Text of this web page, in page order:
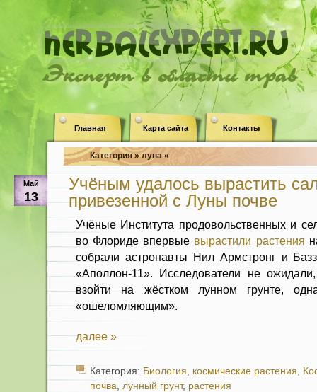
Эксперт в области трав
Главная Карта сайта Контакты
Категория » луна «
Май
13
Учёным удалось вырастить
привезенной с Луны почве
Учёные Института продовольственных и
во Флориде впервые вырастили растения
собрали астронавты Нил Армстронг и
«Аполлон-11». Исследователи не
взойти на жёстком лунном грунте,
«ошеломляющим».
далее »
Категория: Биология, космические растения,
почва, лунный грунт, растения